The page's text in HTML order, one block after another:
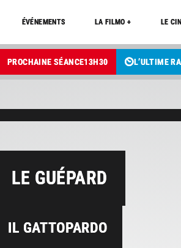
ÉVÉNEMENTS LA FILMO + LE
PROCHAINE SÉANCE13H30 L’ULTIME
LE GUÉPARD
IL GATTOPARDO